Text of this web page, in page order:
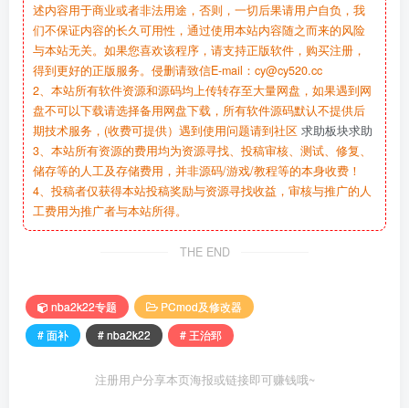
述内容用于商业或者非法用途，否则，一切后果请用户自负，我
们不保证内容的长久可用性，通过使用本站内容随之而来的风险
与本站无关。如果您喜欢该程序，请支持正版软件，购买注册，
得到更好的正版服务。侵删请致信E-mail：cy@cy520.cc
2、本站所有软件资源和源码均上传转存至大量网盘，如果遇到网
盘不可以下载请选择备用网盘下载，所有软件源码默认不提供后
期技术服务，(收费可提供）遇到使用问题请到社区 求助板块求助
3、本站所有资源的费用均为资源寻找、投稿审核、测试、修复、
储存等的人工及存储费用，并非源码/游戏/教程等的本身收费！
4、投稿者仅获得本站投稿奖励与资源寻找收益，审核与推广的人
工费用为推广者与本站所得。
THE END
nba2k22专题
PCmod及修改器
# 面补
# nba2k22 # 王治郅
注册用户分享本页海报或链接即可赚钱哦~